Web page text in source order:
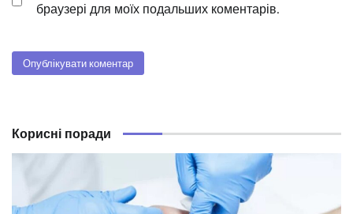
браузері для моїх подальших коментарів.
Корисні поради